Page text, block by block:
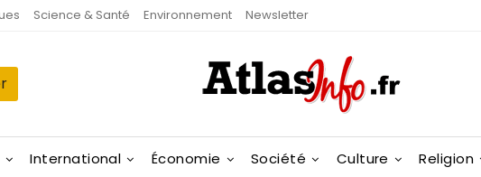
Science & Santé Environnement Newsletter
International Économie Société Culture Religion